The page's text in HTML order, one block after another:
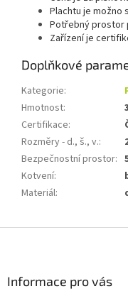
Plachtu je možno
Potřebný prostor
Zařízení je
Doplňkové
Kategorie:
Hmotnost:
Certifikace:
Rozměry - d., š., v.:
Bezpečnostní prostor:
Kotvení:
Materiál:
Informace pro vás